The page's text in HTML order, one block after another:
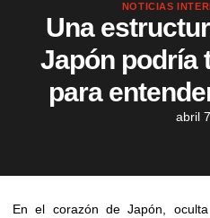
NOTICIAS
Una
Japón podría
para
abril
En el corazón de Japón,